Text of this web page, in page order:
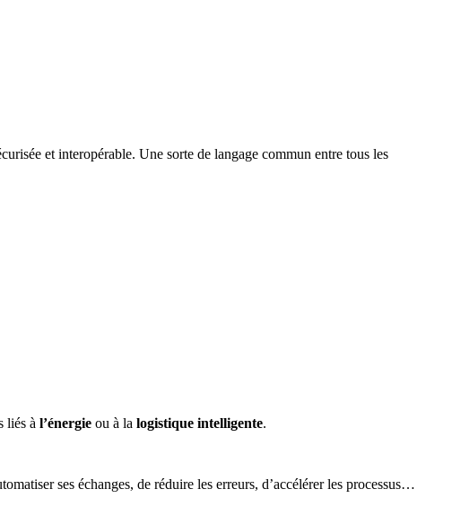
et interopérable. Une sorte de langage commun entre tous les
liés à l’énergie ou à la logistique intelligente.
ses échanges, de réduire les erreurs, d’accélérer les processus…